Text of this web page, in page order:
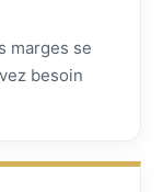
marges se
besoin